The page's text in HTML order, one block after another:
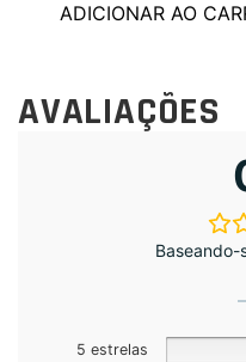
ADICIONAR AO
AVALIAÇÕES
Baseando-
5 estrelas